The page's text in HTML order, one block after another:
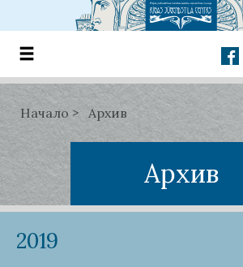
Начало Архив
Архив
2019